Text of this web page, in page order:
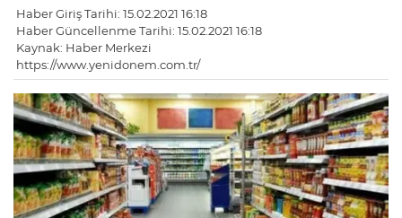
Haber Giriş Tarihi: 15.02.2021 16:18
Haber Güncellenme Tarihi: 15.02.2021 16:18
Kaynak: Haber Merkezi
https://www.yenidonem.com.tr/